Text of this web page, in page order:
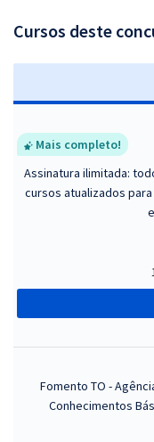
Cursos deste
Mais completo!
Assinatura ilimitada:
cursos atualizados
Fomento TO -
Conhecimentos